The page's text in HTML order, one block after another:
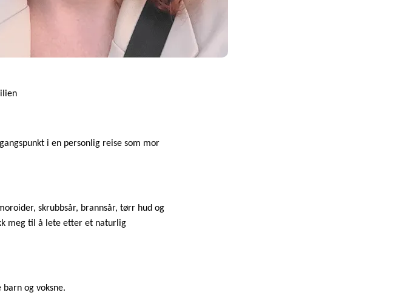
i en personlig reise som mor
skrubbsår, brannsår, tørr hud og
meg til å lete etter et naturlig
og voksne.